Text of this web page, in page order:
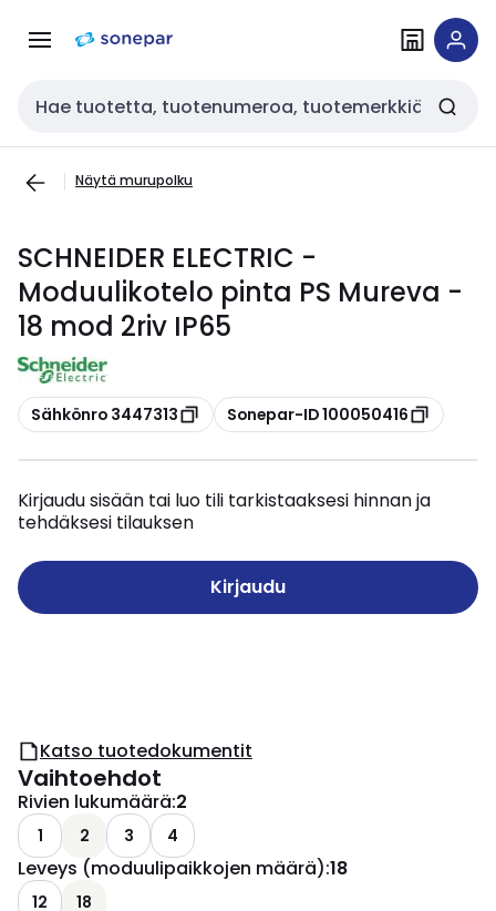
navigointiinsisältöön
Haku
Näytä murupolku
SCHNEIDER ELECTRIC -
Moduulikotelo pinta PS Mureva -
18 mod 2riv IP65
Kopioi
Sähkönro 3447313 Kopioi
Sonepar-ID 100050416
Kirjaudu sisään tai luo tili tarkistaaksesi hinnan ja
tehdäksesi tilauksen
Kirjaudu
Katso tuotedokumentit
Vaihtoehdot
Rivien lukumäärä:2
1 2 3 4
Leveys (moduulipaikkojen määrä):18
12 18